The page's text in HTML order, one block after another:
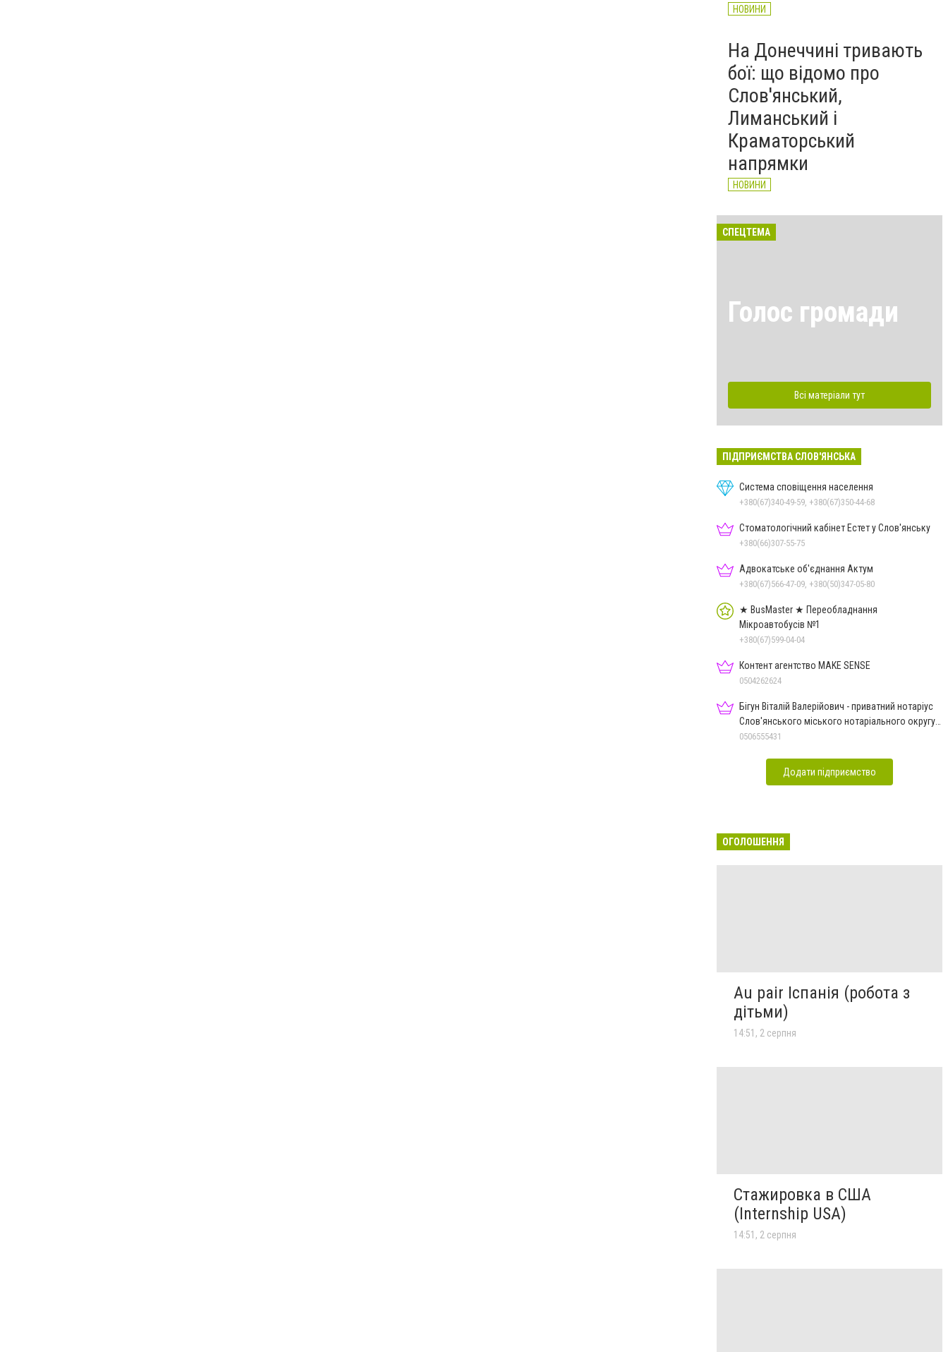
НОВИНИ
На Донеччині тривають
бої: що відомо про
Слов'янський,
Лиманський і
Краматорський
напрямки
НОВИНИ
СПЕЦТЕМА
Голос громади
Всі матеріали тут
ПІДПРИЄМСТВА СЛОВ'ЯНСЬКА
Система сповіщення населення
+380(67)340-49-59, +380(67)350-44-68
Стоматологічний кабінет Естет у Слов'янську
+380(66)307-55-75
Адвокатське об'єднання Актум
+380(67)566-47-09, +380(50)347-05-80
★ BusMaster ★ Переобладнання
Мікроавтобусів №1
+380(67)599-04-04
Контент агентство MAKE SENSE
0504262624
Бігун Віталій Валерійович - приватний нотаріус
Слов'янського міського нотаріального округу
Дон.обл.
0506555431
Додати підприємство
ОГОЛОШЕННЯ
Au pair Іспанія (робота з
дітьми)
14:51, 2 серпня
Стажировка в США
(Internship USA)
14:51, 2 серпня